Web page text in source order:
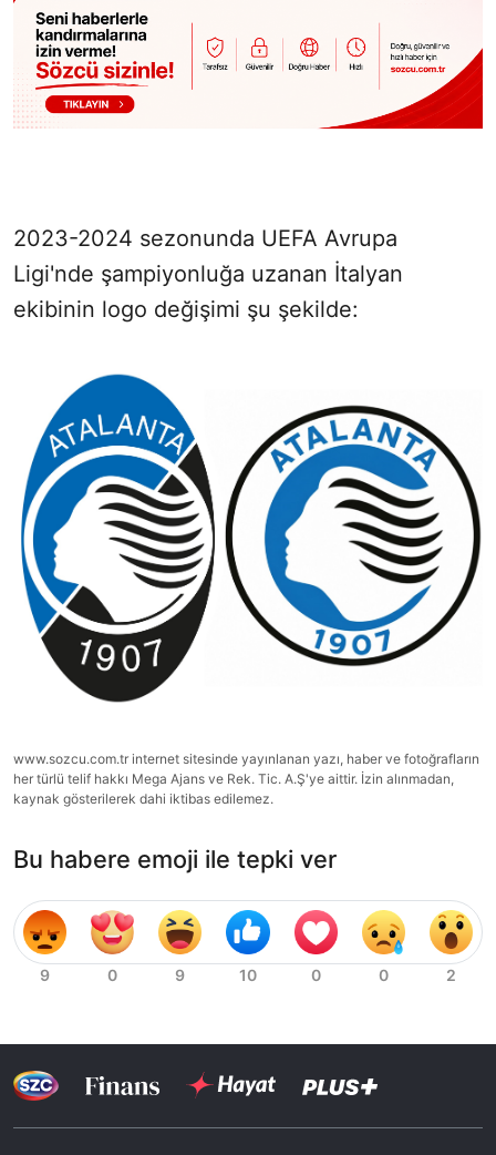
2023-2024 sezonunda UEFA Avrupa
Ligi'nde şampiyonluğa uzanan İtalyan
ekibinin logo değişimi şu şekilde:
www.sozcu.com.tr internet sitesinde yayınlanan yazı, haber ve fotoğrafların
her türlü telif hakkı Mega Ajans ve Rek. Tic. A.Ş'ye aittir. İzin alınmadan,
kaynak gösterilerek dahi iktibas edilemez.
Bu habere emoji ile tepki ver